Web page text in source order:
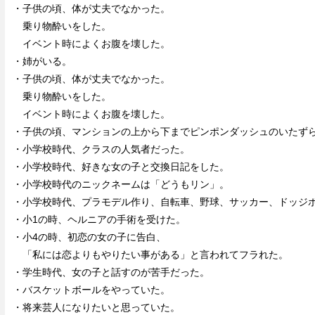
・子供の頃、体が丈夫でなかった。
乗り物酔いをした。
イベント時によくお腹を壊した。
・姉がいる。
・子供の頃、体が丈夫でなかった。
乗り物酔いをした。
イベント時によくお腹を壊した。
・子供の頃、マンションの上から下までピンポンダッシュのいたず
・小学校時代、クラスの人気者だった。
・小学校時代、好きな女の子と交換日記をした。
・小学校時代のニックネームは「どうもリン」。
・小学校時代、プラモデル作り、自転車、野球、サッカー、ドッジ
・小1の時、ヘルニアの手術を受けた。
・小4の時、初恋の女の子に告白、
「私には恋よりもやりたい事がある」と言われてフラれた。
・学生時代、女の子と話すのが苦手だった。
・バスケットボールをやっていた。
・将来芸人になりたいと思っていた。